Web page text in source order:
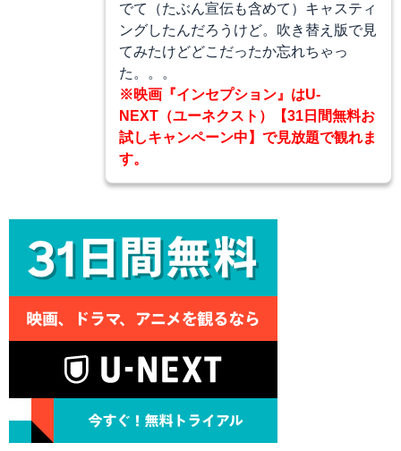
でて（たぶん宣伝も含めて）キャスティ
ングしたんだろうけど。吹き替え版で見
てみたけどどこだったか忘れちゃっ
た。。。
※映画『インセプション』はU-
NEXT（ユーネクスト）【31日間無料お
試しキャンペーン中】で見放題で観れま
す。